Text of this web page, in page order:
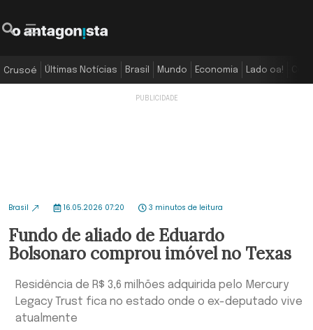
Crusoé Últimas Notícias Brasil Mundo Economia Lado oa!
Brasil 16.05.2026 07:20 3 minutos de leitura
Fundo de aliado de Eduardo
Bolsonaro comprou imóvel no Texas
Residência de R$ 3,6 milhões adquirida pelo Mercury
Legacy Trust fica no estado onde o ex-deputado vive
atualmente